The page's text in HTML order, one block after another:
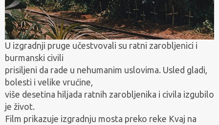
U izgradnji pruge učestvovali su ratni zarobljenici i
burmanski civili
prisiljeni da rade u nehumanim uslovima. Usled gladi,
bolesti i velike vrućine,
više desetina hiljada ratnih zarobljenika i civila izgubilo
je život.
Film prikazuje izgradnju mosta preko reke Kvaj na